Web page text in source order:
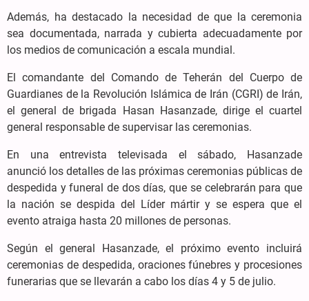
Además, ha destacado la necesidad de que la ceremonia
sea documentada, narrada y cubierta adecuadamente por
los medios de comunicación a escala mundial.
El comandante del Comando de Teherán del Cuerpo de
Guardianes de la Revolución Islámica de Irán (CGRI) de Irán,
el general de brigada Hasan Hasanzade, dirige el cuartel
general responsable de supervisar las ceremonias.
En una entrevista televisada el sábado, Hasanzade
anunció los detalles de las próximas ceremonias públicas de
despedida y funeral de dos días, que se celebrarán para que
la nación se despida del Líder mártir y se espera que el
evento atraiga hasta 20 millones de personas.
Según el general Hasanzade, el próximo evento incluirá
ceremonias de despedida, oraciones fúnebres y procesiones
funerarias que se llevarán a cabo los días 4 y 5 de julio.